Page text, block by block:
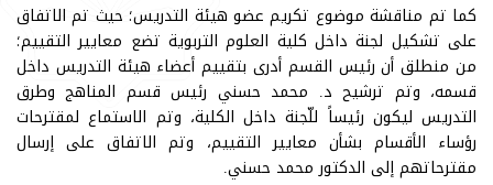
كما تم مناقشة موضوع تكريم عضو هيئة التدريس؛ حيث تم الاتفاق
على تشكيل لجنة داخل كلية العلوم التربوية تضع معايير التقييم؛
من منطلق أن رئيس القسم أدرى بتقييم أعضاء هيئة التدريس داخل
قسمه، وتم ترشيح د. محمد حسني رئيس قسم المناهج وطرق
التدريس ليكون رئيساً للّجنة داخل الكلية، وتم الاستماع لمقترحات
رؤساء الأقسام بشأن معايير التقييم، وتم الاتفاق على إرسال
مقترحاتهم إلى الدكتور محمد حسني.